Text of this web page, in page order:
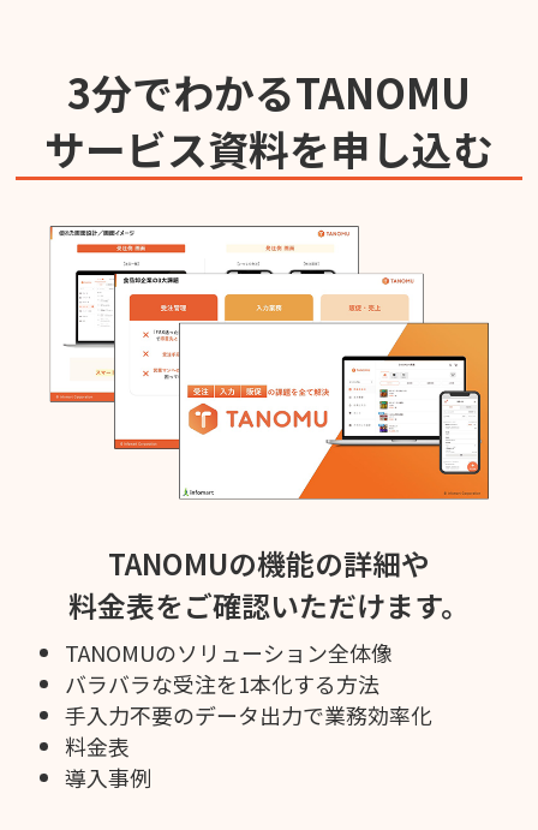
3分でわかるTANOMU
サービス資料を申し込む
TANOMUの機能の詳細や
料金表をご確認いただけます。
TANOMUのソリューション全体像
バラバラな受注を1本化する方法
手入力不要のデータ出力で業務効率化
料金表
導入事例